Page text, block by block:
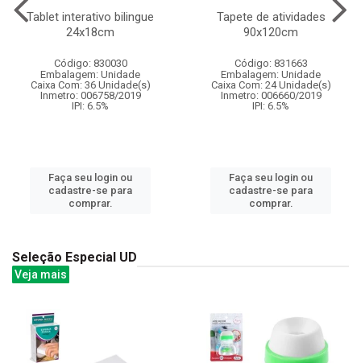
Tablet interativo bilingue
24x18cm
Código: 830030
Embalagem: Unidade
Caixa Com: 36 Unidade(s)
Inmetro: 006758/2019
IPI: 6.5%
Faça seu login ou
cadastre-se para
comprar.
Tapete de atividades
90x120cm
Código: 831663
Embalagem: Unidade
Caixa Com: 24 Unidade(s)
Inmetro: 006660/2019
IPI: 6.5%
Faça seu login ou
cadastre-se para
comprar.
Seleção Especial UD
Veja mais